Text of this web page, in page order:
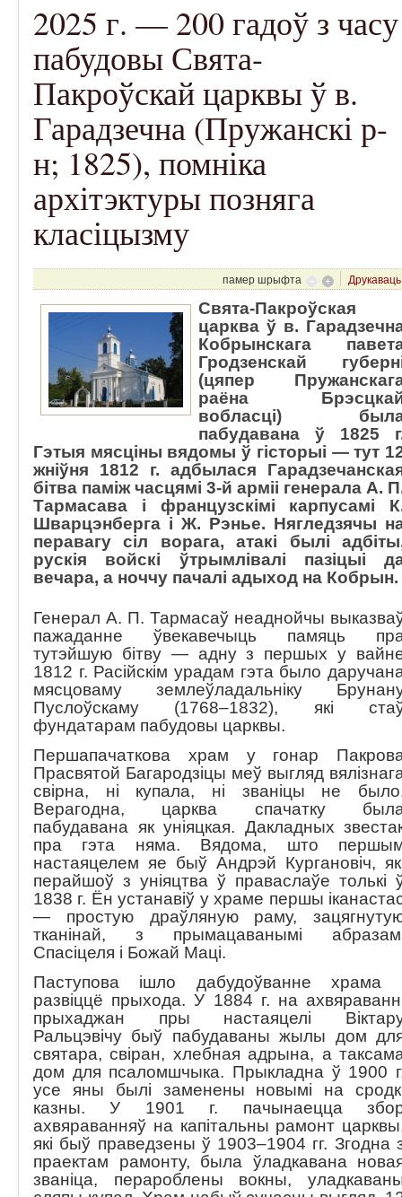
2025 г. — 200 гадоў з часу
пабудовы Свята-
Пакроўскай царквы ў в.
Гарадзечна (Пружанскі р-
н; 1825), помніка
архітэктуры позняга
класіцызму
памер шрыфта Друкаваць
Свята-Пакроўская
царква ў в.
Кобрынскага
Гродзенскай
(цяпер
раёна
вобласці)
пабудавана ў 1825
Гэтыя мясціны вядомы ў гісторыі — тут
жніўня 1812 г. адбылася
бітва паміж часцямі 3-й арміі генерала А.
Тармасава і французскімі карпусамі
Шварцэнберга і Ж. Рэнье. Нягледзячы
перавагу сіл ворага, атакі былі
рускія войскі ўтрымлівалі пазіцыі
вечара, а ноччу пачалі адыход на Кобрын.
Генерал А. П. Тармасаў неаднойчы
пажаданне ўвекавечыць памяць
тутэйшую бітву — адну з першых у
1812 г. Расійскім урадам гэта было
мясцоваму землеўладальніку
Пуслоўскаму (1768–1832), які
фундатарам пабудовы царквы.
Першапачаткова храм у гонар
Прасвятой Багародзіцы меў выгляд
свірна, ні купала, ні званіцы не
Верагодна, царква спачатку
пабудавана як уніяцкая. Дакладных
пра гэта няма. Вядома, што
настаяцелем яе быў Андрэй Кургановіч,
перайшоў з уніяцтва ў праваслаўе толькі
1838 г. Ён устанавіў у храме першы
— простую драўляную раму,
тканінай, з прымацаванымі
Спасіцеля і Божай Маці.
Паступова ішло дабудоўванне храма
развіццё прыхода. У 1884 г. на
прыхаджан пры настаяцелі
Ральцэвічу быў пабудаваны жылы дом
святара, свіран, хлебная адрына, а
дом для псаломшчыка. Прыкладна ў 1900
усе яны былі заменены новымі на
казны. У 1901 г. пачынаецца
ахвяраванняў на капітальны рамонт
які быў праведзены ў 1903–1904 гг. Згодна
праектам рамонту, была ўладкавана
званіца, перароблены вокны,